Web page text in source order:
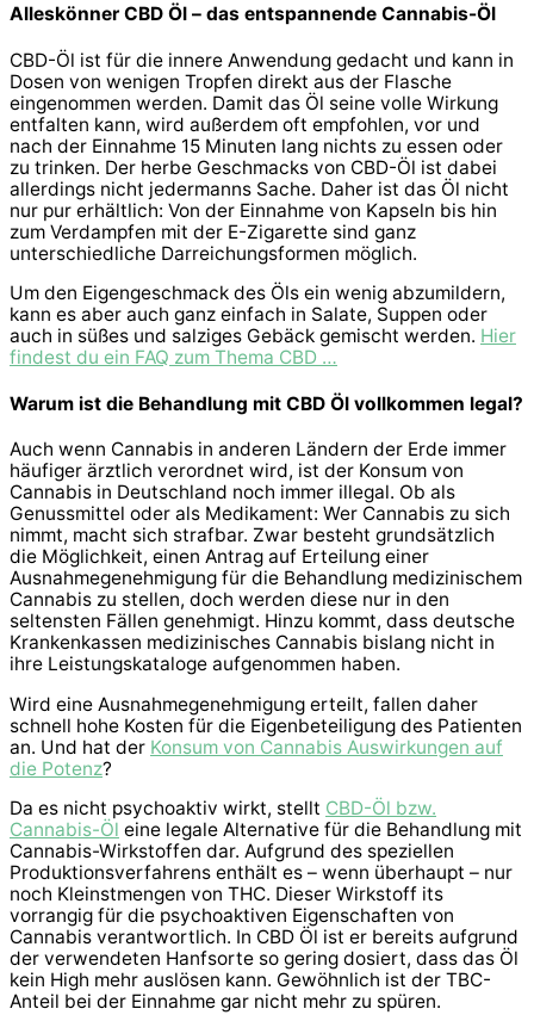
Alleskönner CBD Öl – das entspannende Cannabis-Öl
CBD-Öl ist für die innere Anwendung gedacht und kann in
Dosen von wenigen Tropfen direkt aus der Flasche
eingenommen werden. Damit das Öl seine volle Wirkung
entfalten kann, wird außerdem oft empfohlen, vor und
nach der Einnahme 15 Minuten lang nichts zu essen oder
zu trinken. Der herbe Geschmacks von CBD-Öl ist dabei
allerdings nicht jedermanns Sache. Daher ist das Öl nicht
nur pur erhältlich: Von der Einnahme von Kapseln bis hin
zum Verdampfen mit der E-Zigarette sind ganz
unterschiedliche Darreichungsformen möglich.
Um den Eigengeschmack des Öls ein wenig abzumildern,
kann es aber auch ganz einfach in Salate, Suppen oder
auch in süßes und salziges Gebäck gemischt werden. Hier
findest du ein FAQ zum Thema CBD …
Warum ist die Behandlung mit CBD Öl vollkommen legal?
Auch wenn Cannabis in anderen Ländern der Erde immer
häufiger ärztlich verordnet wird, ist der Konsum von
Cannabis in Deutschland noch immer illegal. Ob als
Genussmittel oder als Medikament: Wer Cannabis zu sich
nimmt, macht sich strafbar. Zwar besteht grundsätzlich
die Möglichkeit, einen Antrag auf Erteilung einer
Ausnahmegenehmigung für die Behandlung medizinischem
Cannabis zu stellen, doch werden diese nur in den
seltensten Fällen genehmigt. Hinzu kommt, dass deutsche
Krankenkassen medizinisches Cannabis bislang nicht in
ihre Leistungskataloge aufgenommen haben.
Wird eine Ausnahmegenehmigung erteilt, fallen daher
schnell hohe Kosten für die Eigenbeteiligung des Patienten
an. Und hat der Konsum von Cannabis Auswirkungen auf
die Potenz?
Da es nicht psychoaktiv wirkt, stellt CBD-Öl bzw.
Cannabis-Öl eine legale Alternative für die Behandlung mit
Cannabis-Wirkstoffen dar. Aufgrund des speziellen
Produktionsverfahrens enthält es – wenn überhaupt – nur
noch Kleinstmengen von THC. Dieser Wirkstoff its
vorrangig für die psychoaktiven Eigenschaften von
Cannabis verantwortlich. In CBD Öl ist er bereits aufgrund
der verwendeten Hanfsorte so gering dosiert, dass das Öl
kein High mehr auslösen kann. Gewöhnlich ist der TBC-
Anteil bei der Einnahme gar nicht mehr zu spüren.